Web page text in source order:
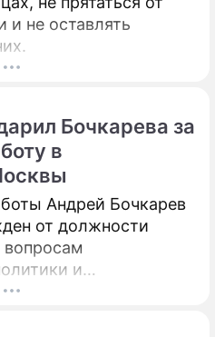
не оставлять
Бочкарева за
в
Андрей Бочкарев
от должности
вопросам
и